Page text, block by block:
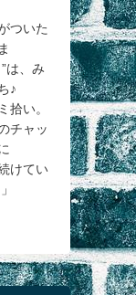
ついた
は、み
♪
拾い。
チャッ
けてい